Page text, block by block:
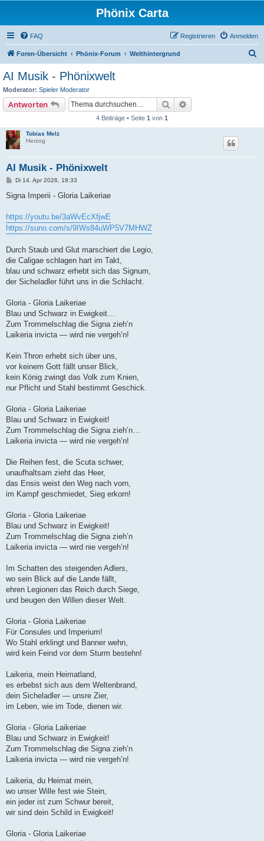
Phönix Carta
FAQ Anmelden
Registrieren
Foren-Übersicht Phönix-Forum Welthintergrund
AI Musik - Phönixwelt
Moderator: Spieler Moderator
Antworten Suche
4 Beiträge • Seite 1 von 1
Tobias Melz
Herzog
AI Musik - Phönixwelt
B
i
t
a
g
Di 14. Apr 2026, 18:33
Signa Imperii - Gloria Laikeriae
https://youtu.be/3aWvEcXfjwE
https://suno.com/s/9IWs84uWP5V7MHWZ
Durch Staub und Glut marschiert die Legio,
die Caligae schlagen hart im Takt,
blau und schwarz erhebt sich das Signum,
der Sicheladler führt uns in die Schlacht.
Gloria - Gloria Laikeriae
Blau und Schwarz in Ewigkeit…
Zum Trommelschlag die Signa zieh’n
Laikeria invicta — wird nie vergeh’n!
Kein Thron erhebt sich über uns,
vor keinem Gott fällt unser Blick,
kein König zwingt das Volk zum Knien,
nur Pflicht und Stahl bestimmt Geschick.
Gloria - Gloria Laikeriae
Blau und Schwarz in Ewigkeit!
Zum Trommelschlag die Signa zieh’n…
Laikeria invicta — wird nie vergeh’n!
Die Reihen fest, die Scuta schwer,
unaufhaltsam zieht das Heer,
das Ensis weist den Weg nach vorn,
im Kampf geschmiedet, Sieg erkorn!
Gloria - Gloria Laikeriae
Blau und Schwarz in Ewigkeit!
Zum Trommelschlag die Signa zieh’n
Laikeria invicta — wird nie vergeh’n!
Im Schatten des steigenden Adlers,
wo sein Blick auf die Lande fällt,
ehren Legionen das Reich durch Siege,
und beugen den Willen dieser Welt.
Gloria - Gloria Laikeriae
Für Consules und Imperium!
Wo Stahl erklingt und Banner wehn,
wird kein Feind vor dem Sturm bestehn!
Laikeria, mein Heimatland,
es erbebst sich aus dem Weltenbrand,
dein Sicheladler — unsre Zier,
im Leben, wie im Tode, dienen wir.
Gloria - Gloria Laikeriae
Blau und Schwarz in Ewigkeit!
Zum Trommelschlag die Signa zieh’n
Laikeria invicta — wird nie vergeh’n!
Laikeria, du Heimat mein,
wo unser Wille fest wie Stein,
ein jeder ist zum Schwur bereit,
wir sind dein Schild in Ewigkeit!
Gloria - Gloria Laikeriae